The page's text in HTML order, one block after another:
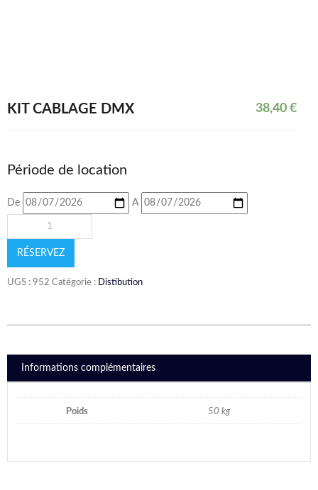
KIT CÂBLAGE DMX 38,40 €
Période de location
De A
RÉSERVEZ
UGS : 952 Catégorie : Distibution
Informations complémentaires
Poids 50 kg